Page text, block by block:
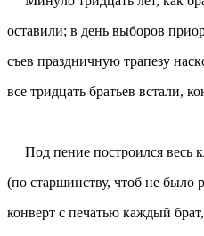
оставили; в день выборов
съев праздничную трапезу
все тридцать братьев встали,
Под пение построился весь
(по старшинству, чтоб не было
конверт с печатью каждый